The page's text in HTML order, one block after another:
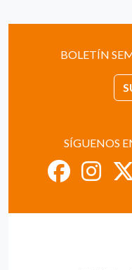
BOLETÍN
SÍGUENOS